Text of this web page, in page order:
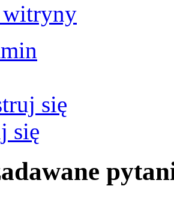
witryny
się
się